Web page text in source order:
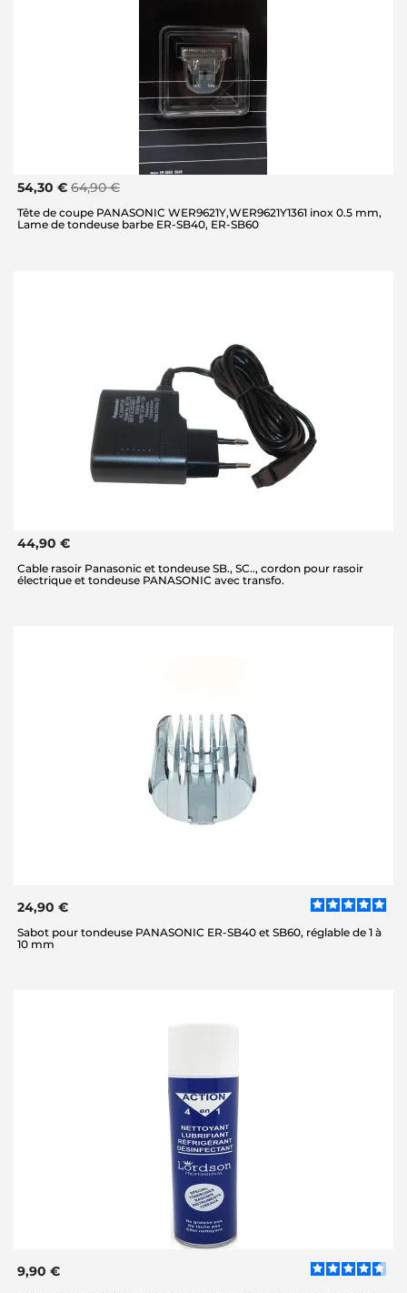
54,30 € 64,90 €
Tête de coupe PANASONIC WER9621Y,WER9621Y1361 inox 0.5 mm,
Lame de tondeuse barbe ER-SB40, ER-SB60
44,90 €
Cable rasoir Panasonic et tondeuse SB., SC.., cordon pour rasoir
électrique et tondeuse PANASONIC avec transfo.
24,90 €
Sabot pour tondeuse PANASONIC ER-SB40 et SB60, réglable de 1 à
10 mm
9,90 €